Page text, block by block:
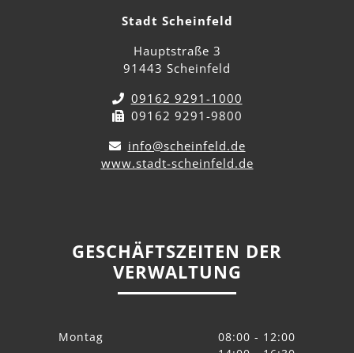
Stadt Scheinfeld
Hauptstraße 3
91443 Scheinfeld
09162 9291-1000
09162 9291-9800
info@scheinfeld.de
www.stadt-scheinfeld.de
GESCHÄFTSZEITEN DER
VERWALTUNG
Montag
08:00 - 12:00